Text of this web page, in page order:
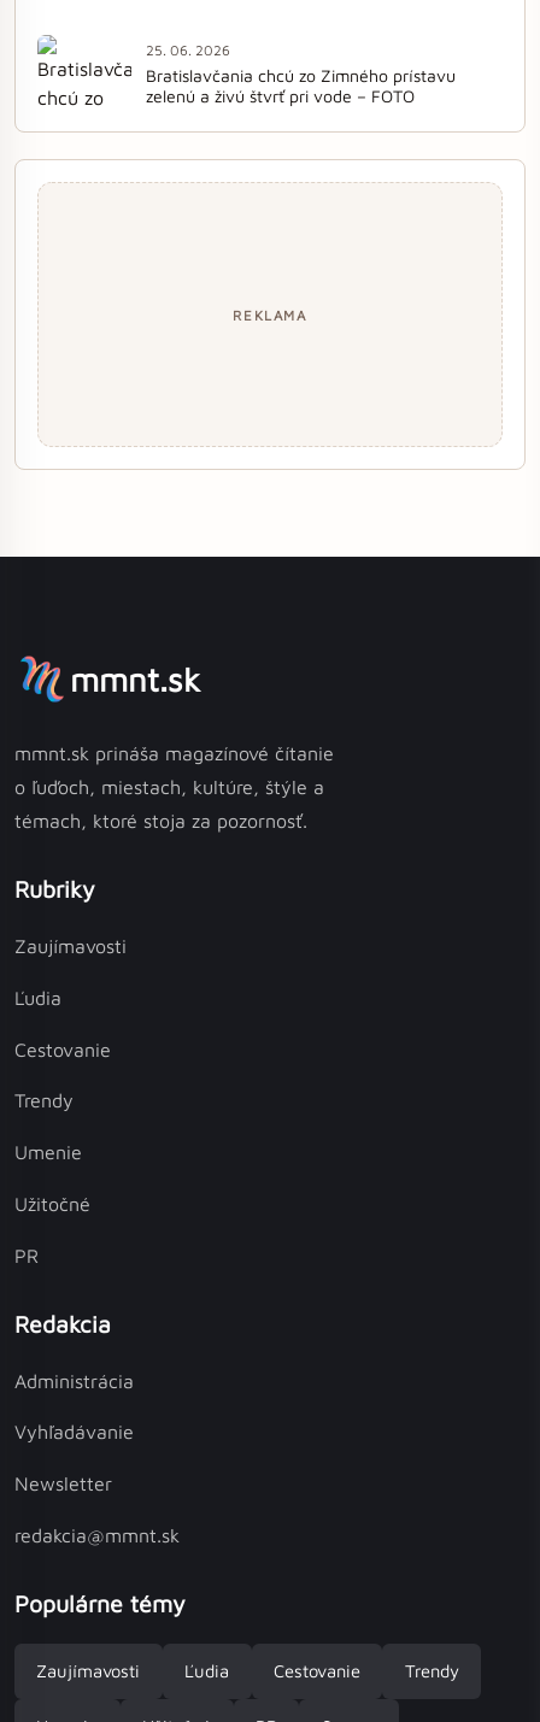
25. 06. 2026
Bratislavčania chcú zo Zimného prístavu
zelenú a živú štvrť pri vode – FOTO
REKLAMA
mmnt.sk
mmnt.sk prináša magazínové čítanie
o ľuďoch, miestach, kultúre, štýle a
témach, ktoré stoja za pozornosť.
Rubriky
Zaujímavosti
Ľudia
Cestovanie
Trendy
Umenie
Užitočné
PR
Redakcia
Administrácia
Vyhľadávanie
Newsletter
redakcia@mmnt.sk
Populárne témy
Zaujímavosti Ľudia Cestovanie Trendy